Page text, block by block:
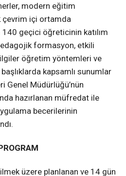
modern eğitim
çevrim içi ortamda
geçici öğreticinin katılım
formasyon, etkili
öğretim yöntemleri ve
kapsamlı sunumlar
Genel Müdürlüğü’nün
hazırlanan müfredat ile
becerilerinin
üzere planlanan ve 14 gün